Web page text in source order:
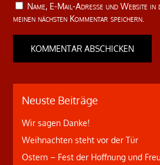
Name, E-Mail-Adresse und Website
meinen nächsten Kommentar speichern.
Neuste Beiträge
Wir sagen Danke!
Weihnachten steht vor der Tür
Ostern – Fest der Hoffnung und